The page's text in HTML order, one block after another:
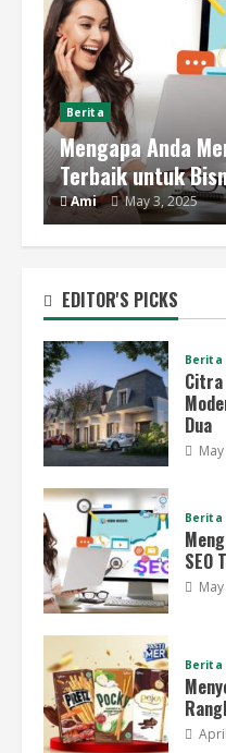
Berita
Mengapa Anda
Terbaik untuk
Ami May 3, 2025
EDITOR'S PICKS
Berita
Citra
Dua
Berita
SEO
Berita